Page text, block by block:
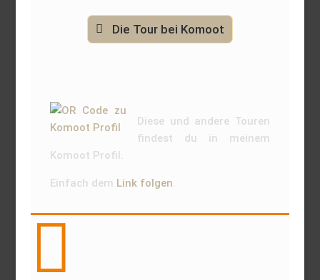
Die Tour bei Komoot
Diese und andere Touren
findest du in meinem
Komoot Profil.
Einfach dem Link folgen.
